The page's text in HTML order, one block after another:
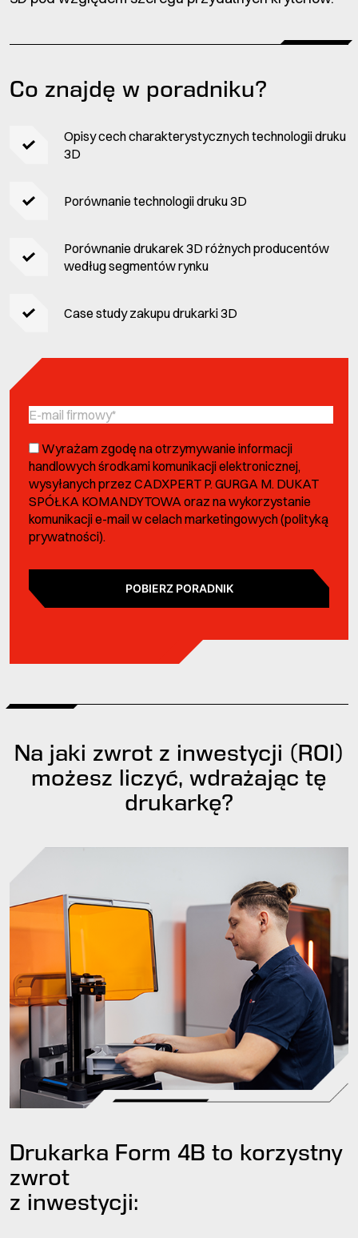
Co znajdę w poradniku?
Opisy cech charakterystycznych technologii druku
3D
Porównanie technologii druku 3D
Porównanie drukarek 3D różnych producentów
według segmentów rynku
Case study zakupu drukarki 3D
Wyrażam zgodę na otrzymywanie informacji
handlowych środkami komunikacji elektronicznej,
wysyłanych przez CADXPERT P. GURGA M. DUKAT
SPÓŁKA KOMANDYTOWA oraz na wykorzystanie
komunikacji e-mail w celach marketingowych (polityką
prywatności).
POBIERZ PORADNIK
Na jaki zwrot z inwestycji (ROI)
możesz liczyć, wdrażając tę
drukarkę?
Drukarka Form 4B to korzystny
zwrot
z inwestycji: